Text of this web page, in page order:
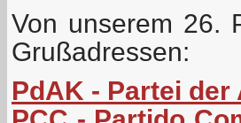
Von unserem 26.
Grußadressen:
PdAK - Partei